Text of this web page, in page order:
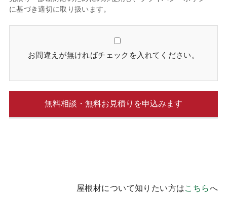
に基づき適切に取り扱います。
お間違えが無ければチェックを入れてください。
屋根材について知りたい方はこちらへ